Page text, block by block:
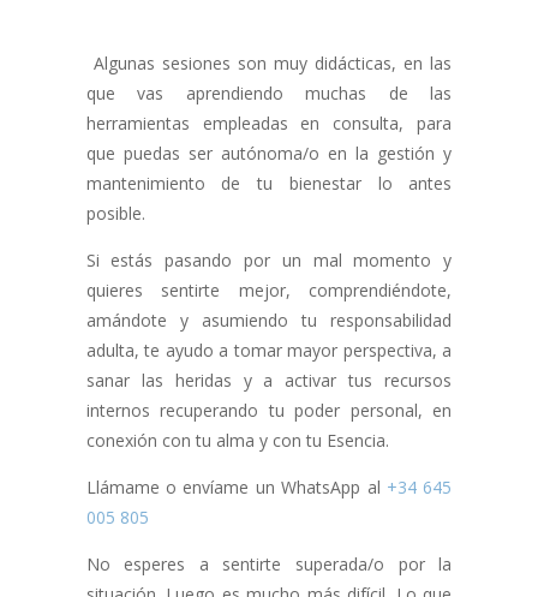
Algunas sesiones son muy didácticas, en las
que vas aprendiendo muchas de las
herramientas empleadas en consulta, para
que puedas ser autónoma/o en la gestión y
mantenimiento de tu bienestar lo antes
posible.
Si estás pasando por un mal momento y
quieres sentirte mejor, comprendiéndote,
amándote y asumiendo tu responsabilidad
adulta, te ayudo a tomar mayor perspectiva, a
sanar las heridas y a activar tus recursos
internos recuperando tu poder personal, en
conexión con tu alma y con tu Esencia.
Llámame o envíame un WhatsApp al +34 645
005 805
No esperes a sentirte superada/o por la